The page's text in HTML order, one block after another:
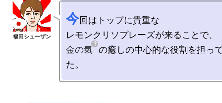
今回はトップに貴重な
金の氣 の癒しの中心的な役割を担っ